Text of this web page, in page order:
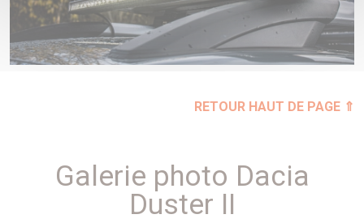
RETOUR HAUT DE PAGE ⇑
Galerie photo Dacia
Duster II